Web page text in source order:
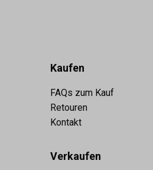
Kaufen
FAQs zum Kauf
Retouren
Kontakt
Verkaufen